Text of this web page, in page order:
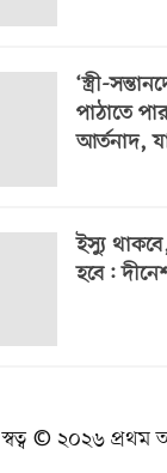
‘স্ত্রী-
পাঠাতে
আর্তনাদ,
ইস্যু
হবে: দীনেশ
স্বত্ব © ২০২৬